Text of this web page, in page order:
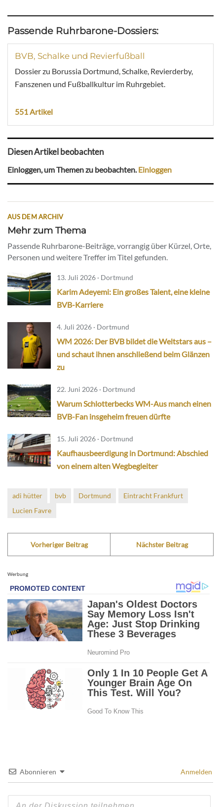
Passende Ruhrbarone-Dossiers:
BVB, Schalke und Revierfußball
Dossier zu Borussia Dortmund, Schalke, Revierderby,
Fanszenen und Fußballkultur im Ruhrgebiet.
551 Artikel
Diesen Artikel beobachten
Einloggen, um Themen zu beobachten.Einloggen
AUS DEM ARCHIV
Mehr zum Thema
Passende Ruhrbarone-Beiträge, vorrangig über Kürzel, Orte,
Personen und weitere Treffer im Titel gefunden.
13. Juli 2026 · Dortmund
Karim Adeyemi: Ein großes Talent, eine kleine
BVB-Karriere
4. Juli 2026 · Dortmund
WM 2026: Der BVB bildet die Weltstars aus –
und schaut ihnen anschließend beim Glänzen
zu
22. Juni 2026 · Dortmund
Warum Schlotterbecks WM-Aus manch einen
BVB-Fan insgeheim freuen dürfte
15. Juli 2026 · Dortmund
Kaufhausbeerdigung in Dortmund: Abschied
von einem alten Wegbegleiter
adi hütter bvb Dortmund
Eintracht Frankfurt
Lucien Favre
Vorheriger Beitrag Nächster Beitrag
Werbung
Abonnieren Anmelden